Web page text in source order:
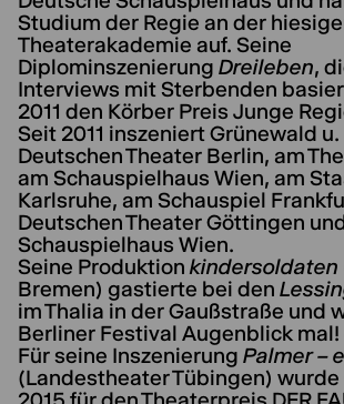
Studium der Regie an der
Theaterakademie auf. Seine
Diplominszenierung Dreileben,
Interviews mit Sterbenden
2011 den Körber Preis Junge
Seit 2011 inszeniert Grünewald u.
Deutschen Theater Berlin, am
am Schauspielhaus Wien, am
Karlsruhe, am Schauspiel
Deutschen Theater Göttingen
Schauspielhaus Wien.
Seine Produktion kindersoldaten
Bremen) gastierte bei den
im Thalia in der Gaußstraße und
Berliner Festival Augenblick
Für seine Inszenierung Palmer –
(Landestheater Tübingen)